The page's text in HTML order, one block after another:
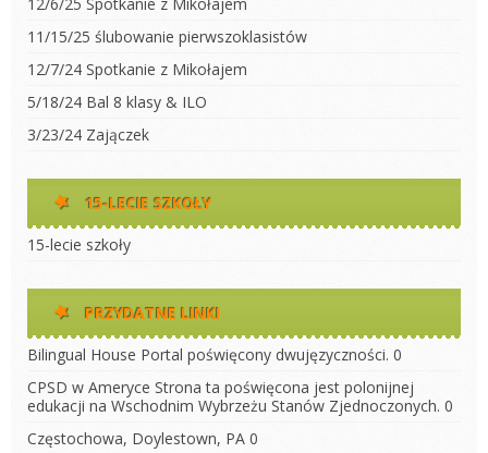
11/15/25 ślubowanie pierwszoklasistów
12/7/24 Spotkanie z Mikołajem
5/18/24 Bal 8 klasy & ILO
3/23/24 Zajączek
15-LECIE SZKOŁY
15-lecie szkoły
PRZYDATNE LINKI
Bilingual House Portal poświęcony dwujęzyczności. 0
CPSD w Ameryce Strona ta poświęcona jest polonijnej
edukacji na Wschodnim Wybrzeżu Stanów Zjednoczonych. 0
Częstochowa, Doylestown, PA 0